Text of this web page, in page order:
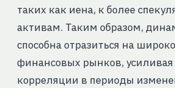
таких как иена, к более
активам. Таким образом,
способна отразиться на
финансовых рынков,
корреляции в периоды